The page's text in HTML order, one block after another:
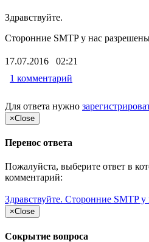
Здравствуйте.
Сторонние SMTP у нас
17.07.2016 02:21
1 комментарий
Для ответа нужно
×Close
Перенос ответа
Пожалуйста, выберите ответ в
комментарий:
Здравствуйте. Сторонние SMTP
×Close
Сокрытие вопроса